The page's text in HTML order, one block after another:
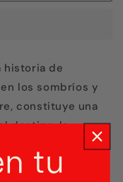
historia de
los sombríos y
constituye una
destino, la
Con ella, Emily
tu